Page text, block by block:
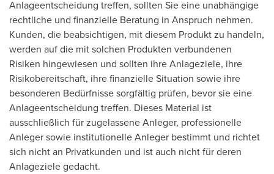
Anlageentscheidung treffen, sollten Sie eine unabhängige
rechtliche und finanzielle Beratung in Anspruch nehmen.
Kunden, die beabsichtigen, mit diesem Produkt zu handeln,
werden auf die mit solchen Produkten verbundenen
Risiken hingewiesen und sollten ihre Anlageziele, ihre
Risikobereitschaft, ihre finanzielle Situation sowie ihre
besonderen Bedürfnisse sorgfältig prüfen, bevor sie eine
Anlageentscheidung treffen. Dieses Material ist
ausschließlich für zugelassene Anleger, professionelle
Anleger sowie institutionelle Anleger bestimmt und richtet
sich nicht an Privatkunden und ist auch nicht für deren
Anlageziele gedacht.